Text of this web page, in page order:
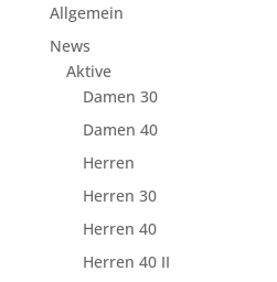
Allgemein
News
Aktive
Damen 30
Damen 40
Herren
Herren 30
Herren 40
Herren 40 II